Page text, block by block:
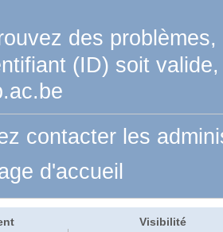
des
(ID) soit
contacter les
d'accueil
Visibilité